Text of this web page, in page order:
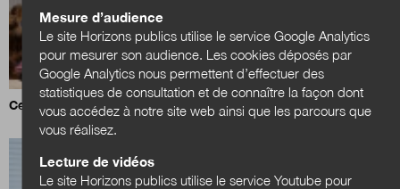
Ce que veulent les élus ?
Mesure d’audience
Le site Horizons publics utilise le service Google Analytics
pour mesurer son audience. Les cookies déposés par
Google Analytics nous permettent d’effectuer des
statistiques de consultation et de connaître la façon dont
vous accédez à notre site web ainsi que les parcours que
vous réalisez.
Lecture de vidéos
Le site Horizons publics utilise le service Youtube pour